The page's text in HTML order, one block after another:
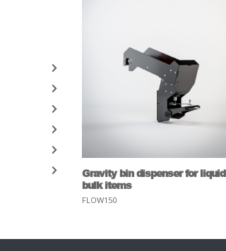
Gravity bin dispenser for liquid
bulk items
FLOW150